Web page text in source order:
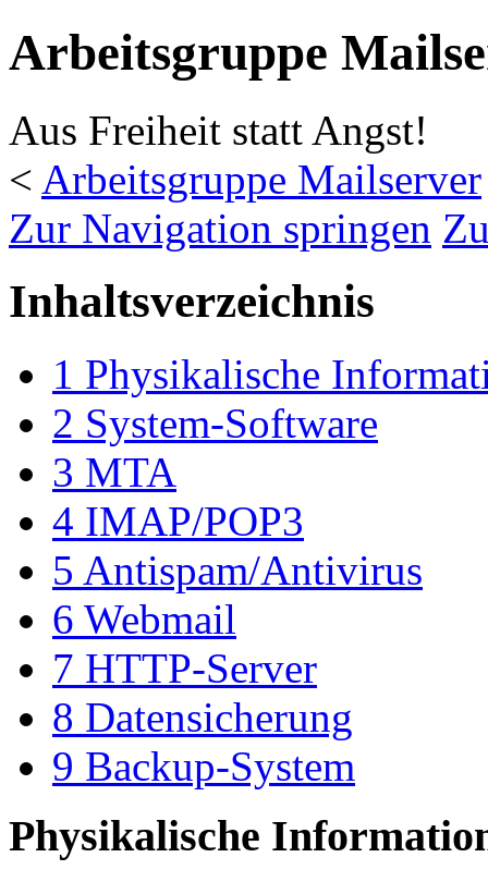
Arbeitsgruppe
Aus Freiheit statt Angst!
< Arbeitsgruppe Mailserver
Zur Navigation springen
Inhaltsverzeichnis
1 Physikalische
2 System-Software
3 MTA
4 IMAP/POP3
5 Antispam/Antivirus
6 Webmail
7 HTTP-Server
8 Datensicherung
9 Backup-System
Physikalische